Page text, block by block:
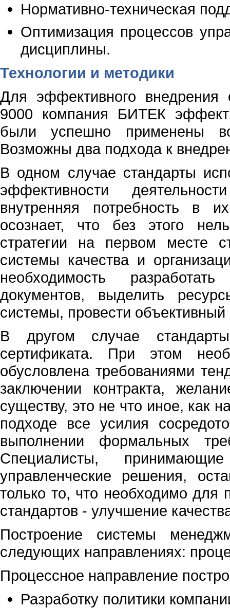
Нормативно-техническая
Оптимизация процессов
дисциплины.
Технологии и методики
Для эффективного
9000 компания БИТЕК
были успешно применены во
Возможны два подхода к
В одном случае стандарты
эффективности
внутренняя потребность в
осознает, что без этого
стратегии на первом месте
системы качества и
необходимость
документов, выделить
системы, провести
В другом случае
сертификата. При этом
обусловлена требованиями
заключении контракта,
существу, это не что иное, как
подходе все усилия
выполнении формальных
Специалисты,
управленческие решения,
только то, что необходимо
стандартов - улучшение
Построение системы
следующих направлениях:
Процессное направление
Разработку политики